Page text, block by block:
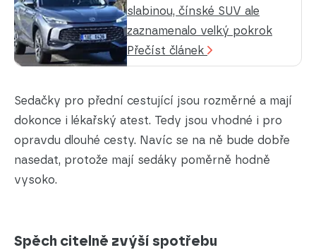
slabinou, čínské SUV ale
zaznamenalo velký pokrok
Přečíst článek
Sedačky pro přední cestující jsou rozměrné a mají
dokonce i lékařský atest. Tedy jsou vhodné i pro
opravdu dlouhé cesty. Navíc se na ně bude dobře
nasedat, protože mají sedáky poměrně hodně
vysoko.
Spěch citelně zvýší spotřebu